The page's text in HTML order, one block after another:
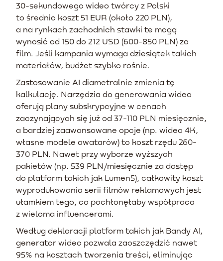
30-sekundowego wideo twórcy z Polski
to średnio koszt 51 EUR (około 220 PLN),
a na rynkach zachodnich stawki te mogą
wynosić od 150 do 212 USD (600-850 PLN) za
film. Jeśli kampania wymaga dziesiątek takich
materiałów, budżet szybko rośnie.
Zastosowanie AI diametralnie zmienia tę
kalkulację. Narzędzia do generowania wideo
oferują plany subskrypcyjne w cenach
zaczynających się już od 37-110 PLN miesięcznie,
a bardziej zaawansowane opcje (np. wideo 4K,
własne modele awatarów) to koszt rzędu 260-
370 PLN. Nawet przy wyborze wyższych
pakietów (np. 539 PLN/miesięcznie za dostęp
do platform takich jak Lumen5), całkowity koszt
wyprodukowania serii filmów reklamowych jest
ułamkiem tego, co pochłonęłaby współpraca
z wieloma influencerami.
Według deklaracji platform takich jak Bandy AI,
generator wideo pozwala zaoszczędzić nawet
95% na kosztach tworzenia treści, eliminując